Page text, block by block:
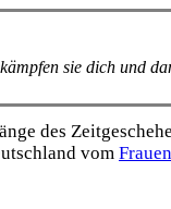
sie dich und
des
vom